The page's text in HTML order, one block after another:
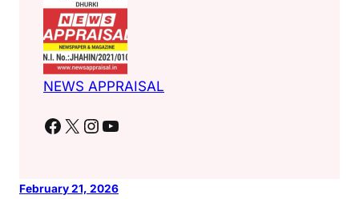
NEWS APPRAISAL
Facebook X Instagram YouTube
February 21, 2026